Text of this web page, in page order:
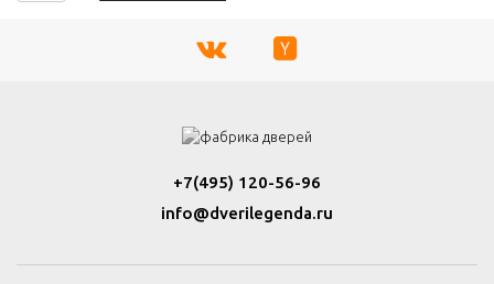
+7(495) 120-56-96
info@dverilegenda.ru